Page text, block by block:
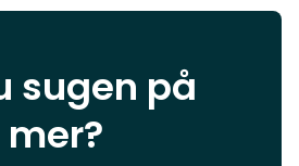
sugen på
mer?